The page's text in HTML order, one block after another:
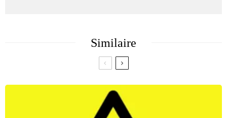
Similaire